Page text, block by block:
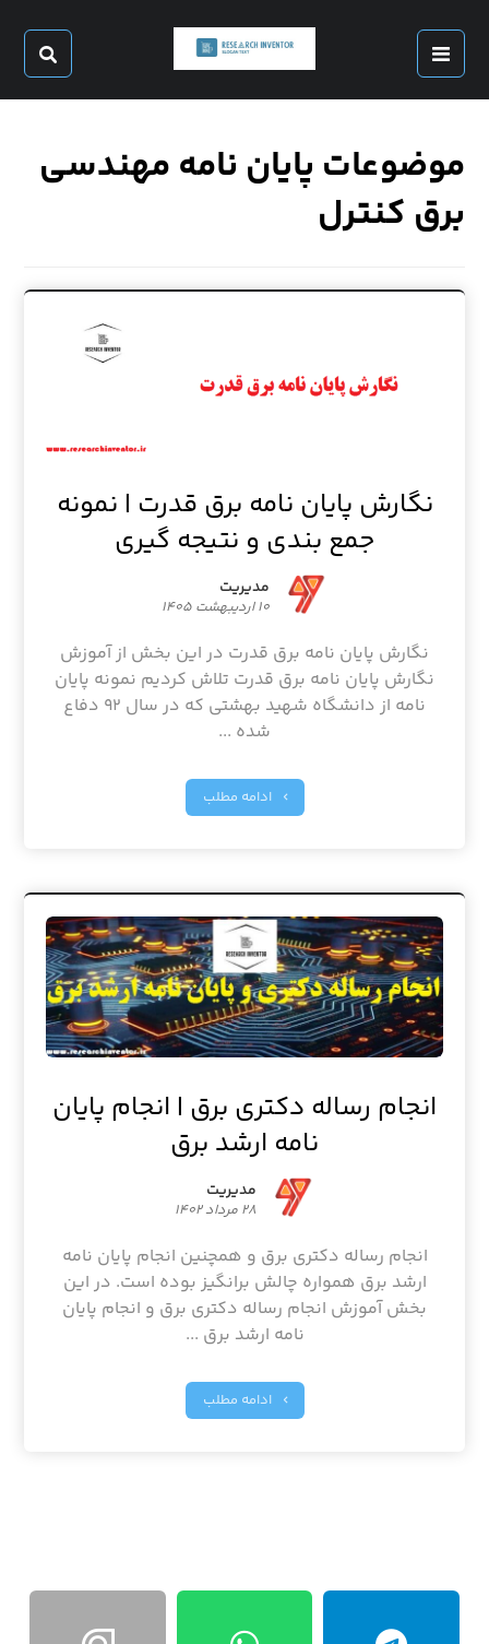
موضوعات پایان نامه مهندسی
برق کنترل
نگارش پایان نامه برق قدرت | نمونه
جمع بندی و نتیجه گیری
مدیریت
۱۰ اردیبهشت ۱۴۰۵
نگارش پایان نامه برق قدرت در این بخش از آموزش
نگارش پایان نامه برق قدرت تلاش کردیم نمونه پایان
نامه از دانشگاه شهید بهشتی که در سال ۹۲ دفاع
شده ...
ادامه مطلب
انجام رساله دکتری برق | انجام پایان
نامه ارشد برق
مدیریت
۲۸ مرداد ۱۴۰۲
انجام رساله دکتری برق و همچنین انجام پایان نامه
ارشد برق همواره چالش برانگیز بوده است. در این
بخش آموزش انجام رساله دکتری برق و انجام پایان
نامه ارشد برق ...
ادامه مطلب